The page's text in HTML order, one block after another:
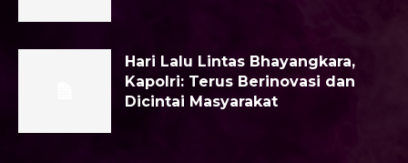
Hari Lalu Lintas Bhayangkara,
Kapolri: Terus Berinovasi dan
Dicintai Masyarakat